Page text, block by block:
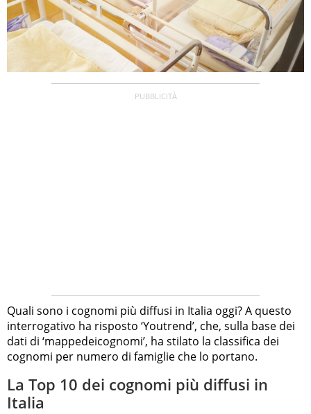
Quali sono i cognomi più diffusi in Italia oggi? A questo
interrogativo ha risposto ‘Youtrend’, che, sulla base dei
dati di ‘mappedeicognomi’, ha stilato la classifica dei
cognomi per numero di famiglie che lo portano.
La Top 10 dei cognomi più diffusi in
Italia